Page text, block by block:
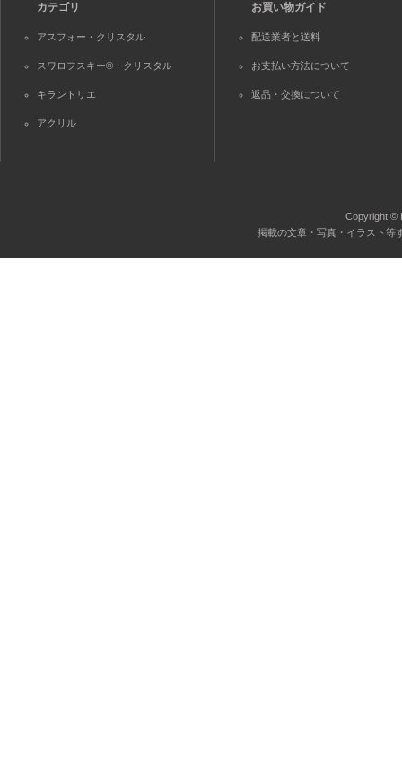
カテゴリ
アスフォー・クリスタル
スワロフスキー®・クリスタル
キラントリエ
アクリル
お買い物ガイド
配送業者と送料
お支払い方法について
返品・交換について
Copyright ©
掲載の文章・写真・イラスト等